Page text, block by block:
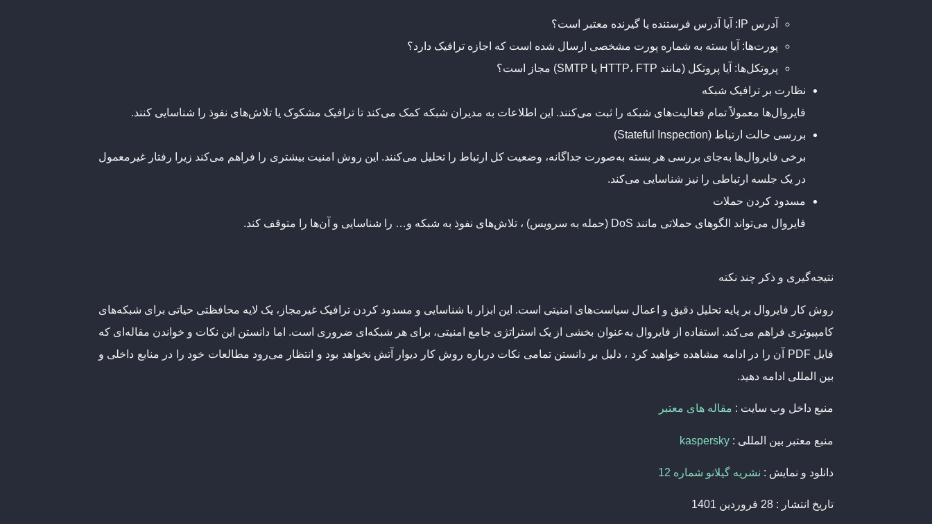
آدرس IP
: آیا آدرس فرستنده یا گیرنده معتبر است؟
پورت‌ها: آیا بسته به شماره پورت مشخصی ارسال شده است که اجازه ترافیک دارد؟
پروتکل‌ها: آیا پروتکل (مانند HTTP، FTP یا SMTP) مجاز است؟
نظارت بر ترافیک شبکه
فایروال‌ها معمولاً تمام فعالیت‌های شبکه را ثبت می‌کنند. این اطلاعات به مدیران شبکه کمک می‌کند تا ترافیک مشکوک یا تلاش‌های نفوذ را شناسایی کنند.
بررسی حالت ارتباط (Stateful Inspection)
برخی فایروال‌ها به‌جای بررسی هر بسته به‌صورت جداگانه، وضعیت کل ارتباط را تحلیل می‌کنند. این روش امنیت بیشتری را فراهم می‌کند زیرا رفتار غیرمعمول
در یک جلسه ارتباطی را نیز شناسایی می‌کند.
مسدود کردن حملات
فایروال می‌تواند الگوهای حملاتی مانند DoS (حمله به سرویس) ، تلاش‌های نفوذ به شبکه و… را شناسایی و آن‌ها را متوقف کند.
نتیجه‌گیری و ذکر چند نکته
روش کار فایروال بر پایه تحلیل دقیق و اعمال سیاست‌های امنیتی است. این ابزار با شناسایی و مسدود کردن ترافیک غیرمجاز، یک لایه محافظتی حیاتی برای شبکه‌های
کامپیوتری فراهم می‌کند. استفاده از فایروال به‌عنوان بخشی از یک استراتژی جامع امنیتی، برای هر شبکه‌ای ضروری است. اما دانستن این نکات و خواندن مقاله‌ای که
فایل PDF آن را در ادامه مشاهده خواهید کرد ، دلیل بر دانستن تمامی نکات درباره روش کار دیوار آتش نخواهد بود و انتظار می‌رود مطالعات خود را در منابع داخلی و
بین المللی ادامه دهید.
منبع داخل وب سایت : مقاله های معتبر
منبع معتبر بین المللی : kaspersky
دانلود و نمایش : نشریه گیلانو شماره 12
تاریخ انتشار : 28 فروردین 1401